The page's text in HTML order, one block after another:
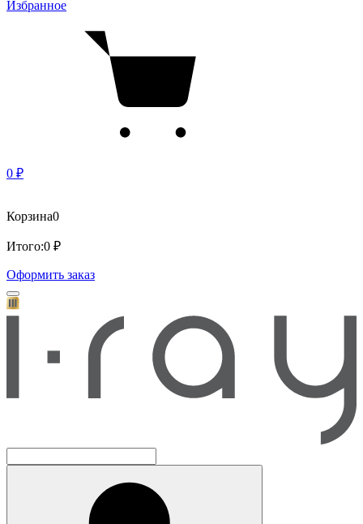
Избранное
0 ₽
Корзина0
Итого:0 ₽
Оформить заказ